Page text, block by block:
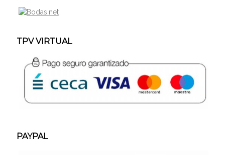
TPV VIRTUAL
PAYPAL